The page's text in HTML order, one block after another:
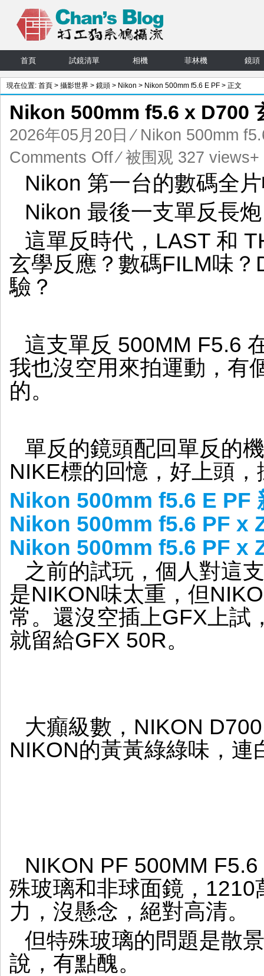
首頁 試鏡清單 相機 菲林機 鏡頭
現在位置: 首頁 > 攝影世界 > 鏡頭 > Nikon > Nikon 500mm f5.6 E PF > 正文
Nikon 500mm f5.6 x D700
2026年05月20日 ⁄ Nikon 500mm
Comments Offon
Nikon
500mm
x
D700
玄
學
味
道
⁄ 被围观 327 views+
Nikon 第一台的數碼全
Nikon 最後一支單反長
這單反時代，LAST 和
玄學反應？數碼FILM味
驗？
這支單反 500MM F5.6
我也沒空用來拍運動，有
的。
單反的鏡頭配回單反的
NIKE標的回憶，好上頭
Nikon 500mm f5.6 E PF
Nikon 500mm f5.6 PF x
Nikon 500mm f5.6 PF x
之前的試玩，個人對這
是NIKON味太重，但
常。還沒空插上GFX上試
就留給GFX 50R。
大癲級數，NIKON
NIKON的黃黃綠綠味，連
NIKON PF 500MM
殊玻璃和非球面鏡，
力，沒懸念，絕對高清。
但特殊玻璃的問題是散
說，有點醜。